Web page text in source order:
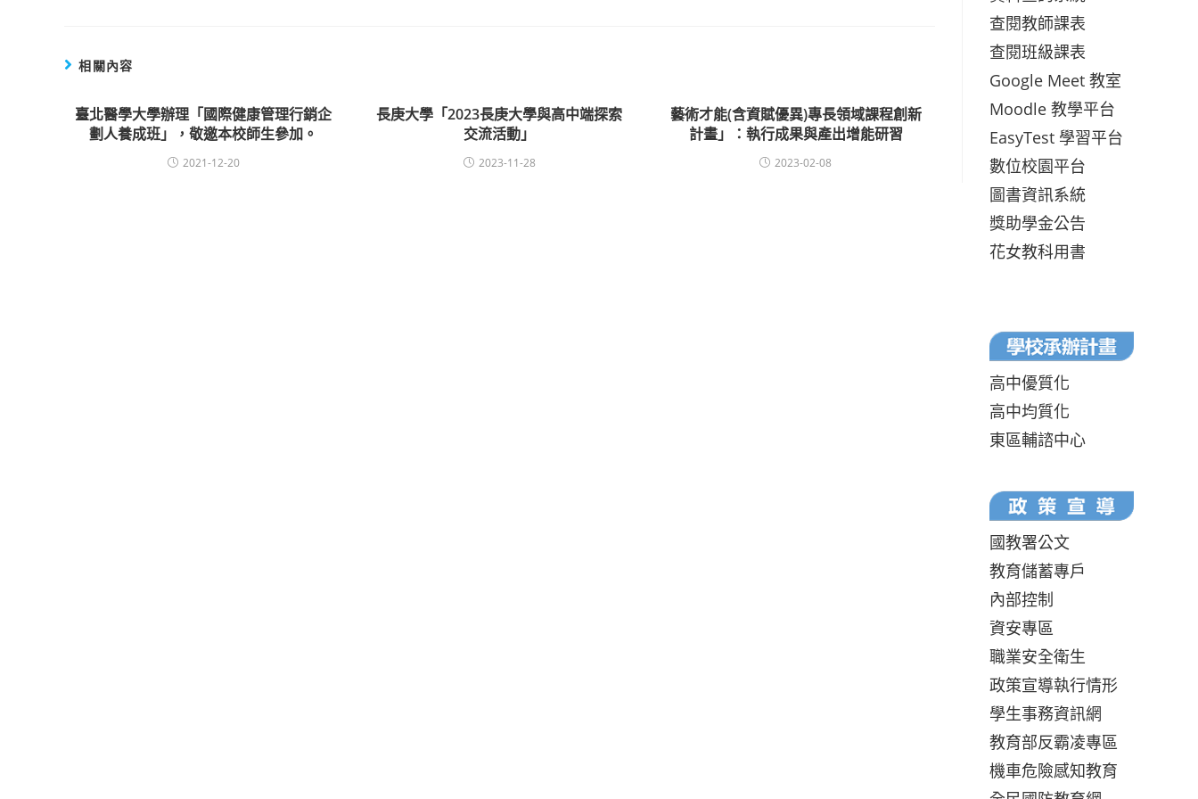
相關內容
臺北醫學大學辦理「國際健康管理行銷企
劃人養成班」，敬邀本校師生參加。
2021-12-20
長庚大學「2023長庚大學與高中端探索
交流活動」
2023-11-28
藝術才能(含資賦優異)專長領域課程創新
計畫」：執行成果與產出增能研習
2023-02-08
查閱教師課表
查閱班級課表
Google Meet 教室
Moodle 教學平台
EasyTest 學習平台
數位校園平台
圖書資訊系統
獎助學金公告
花女教科用書
高中優質化
高中均質化
東區輔諮中心
國教署公文
教育儲蓄專戶
內部控制
資安專區
職業安全衛生
政策宣導執行情形
學生事務資訊網
教育部反霸凌專區
機車危險感知教育